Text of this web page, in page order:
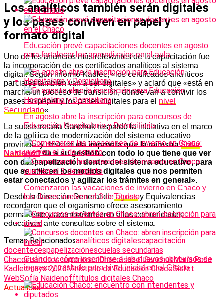
Los analíticos también serán digitales
y los pases conviven en papel y
formato digital
Uno de los anuncios más relevantes de la capacitación fue
la incorporación de los certificados analíticos al sistema
digital. Según informó Kadlec, «los certificados analíticos
parciales también van a ser digitales» y aclaró que «está en
marcha un proceso de transición, donde van a convivir los
pases en papel y los pases digitales para el nivel
Secundario«.
La subsecretaria Sanchuk respaldó la iniciativa en el marco
de la política de modernización del sistema educativo
provincial y destacó«la impronta que la ministraSofía
Naidenoffda a su gestión con todo lo que tiene que ver
con despapelización dentro del sistema educativo, para
que se utilicen los medios digitales que nos permiten
estar conectados y agilizar los trámites en general».
Desde la Dirección General deTítulosy Equivalencias
recordaron que el organismo ofrece asesoramiento
permanente y acompañamiento a las comunidades
educativas ante consultas sobre el sistema.
Temas Relacionadosanalíticos digitalescapacitación
docentedespapelizaciónescuelas secundarias
Chacoinstitutos superiores ChacoIsabel SanchukMaría Rosa
Kadlecmayo 2026Ministerio de Educación ChacoSisfet
WebSofía Naidenofftítulos digitales Chaco
Actualidad
Educación prevé capacitaciones docentes en agosto
para fortalecer los aprendizajes en el aula
En agosto abre la inscripción para concursos de
Educación Hospitalaria y Domiciliaria
Comenzaron las vacaciones de invierno en Chaco y
las clases vuelven el 3 de agosto
Cuándo y cómo inscribirse a los nuevos concursos de
ingreso y traslado para nivel inicial en el Chaco